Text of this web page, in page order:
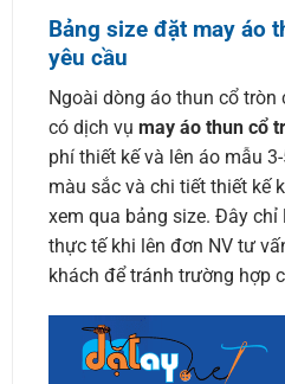
Bảng size đặt may áo
yêu cầu
Ngoài dòng áo thun cổ tròn
có dịch vụ may áo thun cổ
phí thiết kế và lên áo mẫu
màu sắc và chi tiết thiết kế
xem qua bảng size. Đây chỉ
thực tế khi lên đơn NV tư
khách để tránh trường hợp